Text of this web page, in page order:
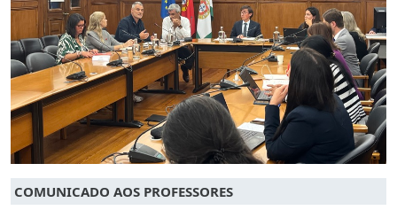
COMUNICADO AOS PROFESSORES